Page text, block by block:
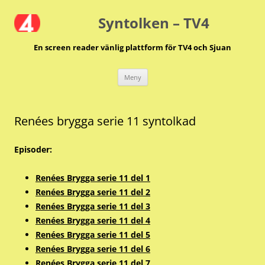
till
innehåll Syntolken – TV4
En screen reader vänlig plattform för TV4 och Sjuan
Meny
Renées brygga serie 11 syntolkad
Episoder:
Renées Brygga serie 11 del 1
Renées Brygga serie 11 del 2
Renées Brygga serie 11 del 3
Renées Brygga serie 11 del 4
Renées Brygga serie 11 del 5
Renées Brygga serie 11 del 6